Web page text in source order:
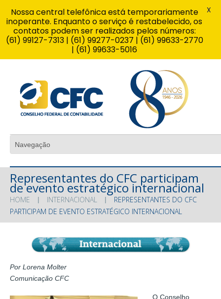
Representantes do CFC participam
de evento estratégico internacional
HOME INTERNACIONAL
REPRESENTANTES DO CFC
PARTICIPAM DE EVENTO ESTRATÉGICO INTERNACIONAL
Por Lorena Molter
Comunicação CFC
O Conselho
Nossa central telefônica está temporariamente
inoperante. Enquanto o serviço é restabelecido, os
contatos podem ser realizados pelos números:
(61) 99127-7313 | (61) 99277-0237 | (61) 99633-2770
| (61) 99633-5016
X